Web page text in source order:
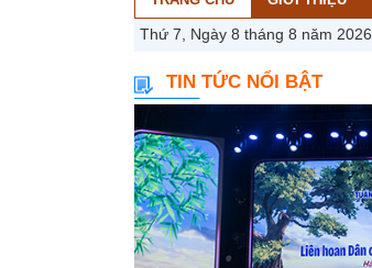
Thứ 7, Ngày 8 tháng 8 năm 2026
TIN TỨC NỔI BẬT